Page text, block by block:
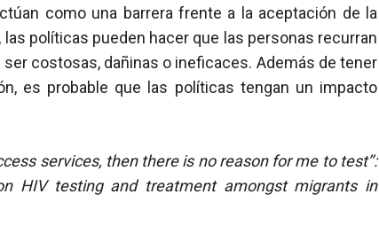
como una barrera frente a la aceptación de la
las políticas pueden hacer que las personas recurran
costosas, dañinas o ineficaces. Además de tener
es probable que las políticas tengan un impacto
services, then there is no reason for me to test’’:
HIV testing and treatment amongst migrants in